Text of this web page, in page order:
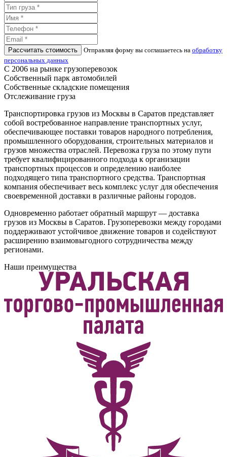
Рассчитать стоимость Отправляя форму вы соглашаетесь на обработку
персональных данных
С 2006 на рынке грузоперевозок
Собственный парк автомобилей
Собственные складские помещения
Отслеживание груза
Транспортировка грузов из Москвы в Саратов представляет
собой востребованное направление транспортных услуг,
обеспечивающее поставки товаров народного потребления,
промышленного оборудования, строительных материалов и
грузов множества отраслей. Перевозка груза по этому пути
требует квалифицированного подхода к организации
транспортных процессов и определению наиболее
подходящего типа транспортного средства. Транспортная
компания обеспечивает весь комплекс услуг для обеспечения
своевременной доставки в различные районы городов.
Одновременно работает обратный маршрут — доставка
грузов из Москвы в Саратов. Грузоперевозки между городами
поддерживают устойчивое движение товаров и содействуют
расширению взаимовыгодного сотрудничества между
регионами.
Наши преимущества